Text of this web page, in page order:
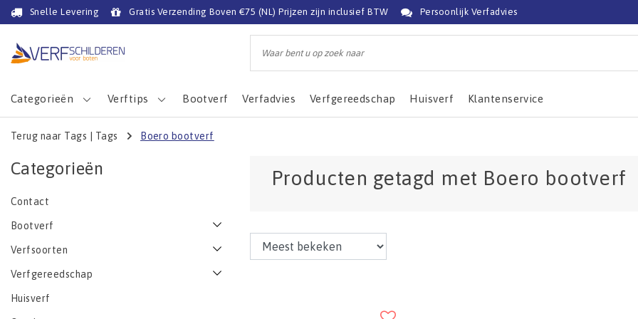
Snelle Levering Gratis Verzending Boven €75 (NL) Prijzen zijn inclusief BTW Persoonlijk Verfadvies
Categorieën Verftips Bootverf Verfadvies Verfgereedschap Huisverf Klantenservice
Terug naar Tags Tags Boero bootverf
Categorieën
Contact
Bootverf
Verfsoorten
Verfgereedschap
Huisverf
Producten getagd met Boero bootverf